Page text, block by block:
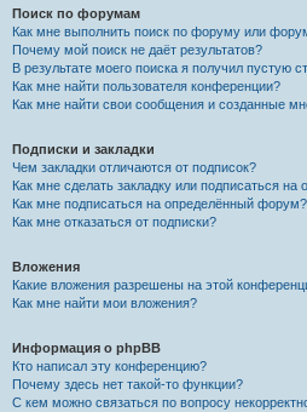
Поиск по форумам
Как мне выполнить поиск по форуму или
Почему мой поиск не даёт результатов?
В результате моего поиска я получил пустую
Как мне найти пользователя конференции?
Как мне найти свои сообщения и созданные
Подписки и закладки
Чем закладки отличаются от подписок?
Как мне сделать закладку или подписаться на
Как мне подписаться на определённый форум?
Как мне отказаться от подписки?
Вложения
Какие вложения разрешены на этой
Как мне найти мои вложения?
Информация о phpBB
Кто написал эту конференцию?
Почему здесь нет такой-то функции?
С кем можно связаться по вопросу